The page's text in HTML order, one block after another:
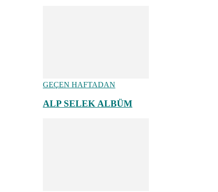
GEÇEN HAFTADAN
ALP SELEK ALBÜM